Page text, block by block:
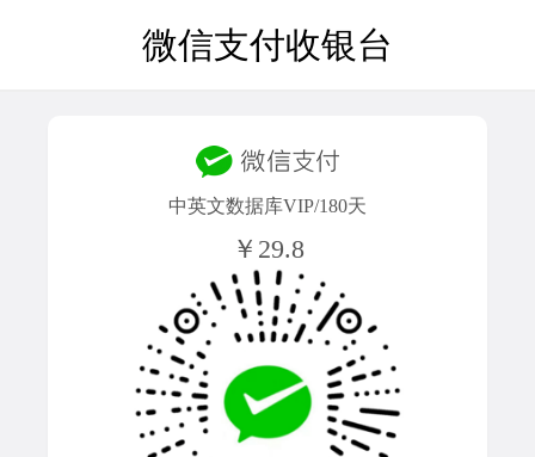
微信支付收银台
中英文数据库VIP/180天
￥29.8